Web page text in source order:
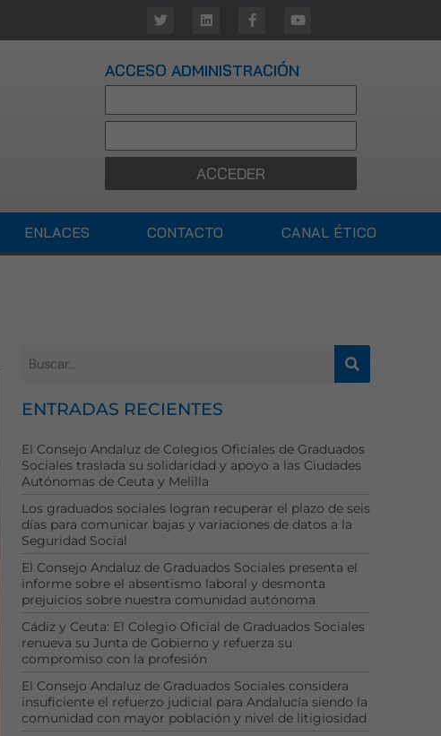
ACCESO ADMINISTRACIÓN
ACCEDER
ENLACES CONTACTO CANAL ÉTICO
ENTRADAS RECIENTES
El Consejo Andaluz de Colegios Oficiales de Graduados
Sociales traslada su solidaridad y apoyo a las Ciudades
Autónomas de Ceuta y Melilla
Los graduados sociales logran recuperar el plazo de seis
días para comunicar bajas y variaciones de datos a la
Seguridad Social
El Consejo Andaluz de Graduados Sociales presenta el
informe sobre el absentismo laboral y desmonta
prejuicios sobre nuestra comunidad autónoma
Cádiz y Ceuta: El Colegio Oficial de Graduados Sociales
renueva su Junta de Gobierno y refuerza su
compromiso con la profesión
El Consejo Andaluz de Graduados Sociales considera
insuficiente el refuerzo judicial para Andalucía siendo la
comunidad con mayor población y nivel de litigiosidad